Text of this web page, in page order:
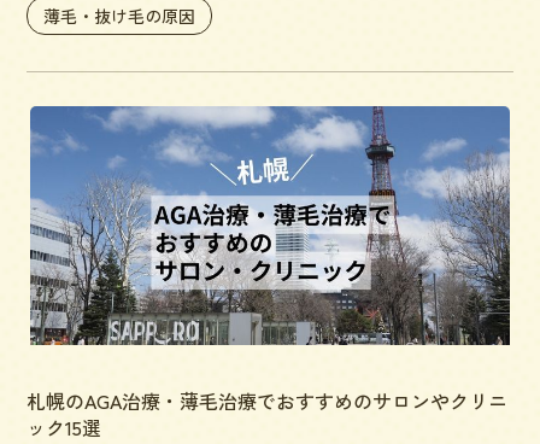
薄毛・抜け毛の原因
札幌のAGA治療・薄毛治療でおすすめのサロンやクリニ
ック15選